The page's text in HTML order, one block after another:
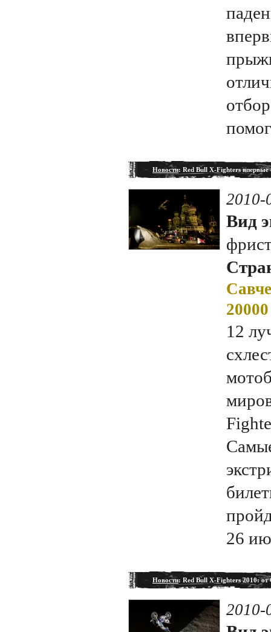
Новости: Red Bull X-Fighters впервые
2010-
Вид
20000
12
26
Новости: Red Bull X-Fighters 2010:
2010-